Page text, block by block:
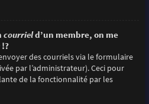
courrield’un membre, on me
des courriels via le formulaire
par l’administrateur). Ceci pour
de la fonctionnalité par les